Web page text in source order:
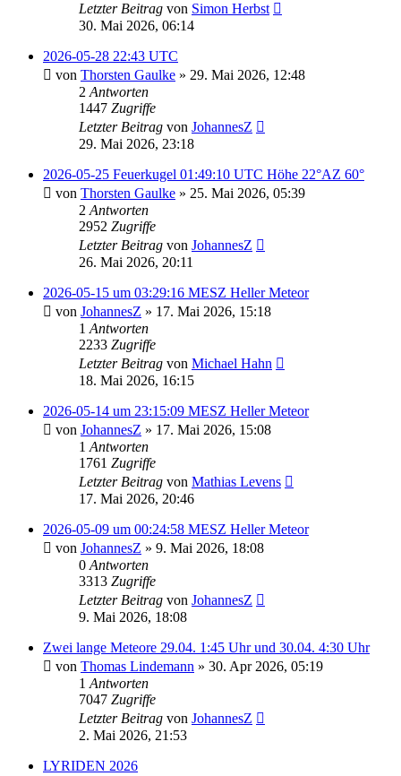
Letzter Beitrag von Simon Herbst
30. Mai 2026, 06:14
2026-05-28 22:43 UTC
von Thorsten Gaulke » 29. Mai 2026, 12:48
2 Antworten
1447 Zugriffe
Letzter Beitrag von JohannesZ
29. Mai 2026, 23:18
2026-05-25 Feuerkugel 01:49:10 UTC Höhe 22°AZ 60°
von Thorsten Gaulke » 25. Mai 2026, 05:39
2 Antworten
2952 Zugriffe
Letzter Beitrag von JohannesZ
26. Mai 2026, 20:11
2026-05-15 um 03:29:16 MESZ Heller Meteor
von JohannesZ » 17. Mai 2026, 15:18
1 Antworten
2233 Zugriffe
Letzter Beitrag von Michael Hahn
18. Mai 2026, 16:15
2026-05-14 um 23:15:09 MESZ Heller Meteor
von JohannesZ » 17. Mai 2026, 15:08
1 Antworten
1761 Zugriffe
Letzter Beitrag von Mathias Levens
17. Mai 2026, 20:46
2026-05-09 um 00:24:58 MESZ Heller Meteor
von JohannesZ » 9. Mai 2026, 18:08
0 Antworten
3313 Zugriffe
Letzter Beitrag von JohannesZ
9. Mai 2026, 18:08
Zwei lange Meteore 29.04. 1:45 Uhr und 30.04. 4:30 Uhr
von Thomas Lindemann » 30. Apr 2026, 05:19
1 Antworten
7047 Zugriffe
Letzter Beitrag von JohannesZ
2. Mai 2026, 21:53
LYRIDEN 2026